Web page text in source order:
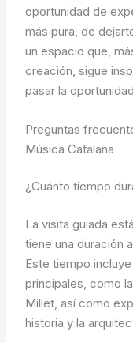
oportunidad de
más pura, de
un espacio que,
creación, sigue
pasar la
Preguntas
Música Catalana
¿Cuánto tiempo
La visita guiada
tiene una duración
Este tiempo
principales, como
Millet, así como
historia y la